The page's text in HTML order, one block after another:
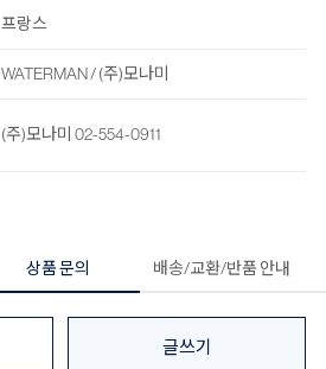
프랑스
WATERMAN / (주)모나미
(주)모나미 02-554-0911
상품 문의 배송/교환/반품 안내
글쓰기